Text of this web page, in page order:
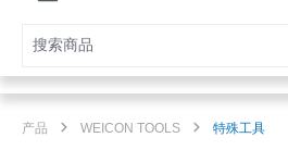
产品 WEICON TOOLS 特殊工具